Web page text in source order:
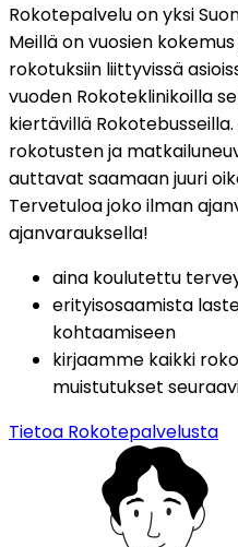
Rokotepalvelu on yksi
Meillä on vuosien
rokotuksiin liittyvissä
vuoden Rokoteklinikoilla
kiertävillä
rokotusten ja
auttavat saamaan juuri
Tervetuloa joko ilman
ajanvarauksella!
aina koulutettu
erityisosaamista
kohtaamiseen
kirjaamme kaikki
muistutukset
Tietoa Rokotepalvelusta